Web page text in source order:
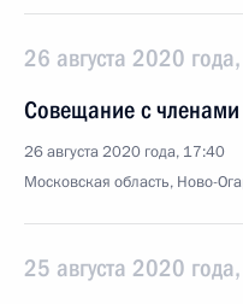
26 августа 2020
Совещание с членами
26 августа 2020 года, 17:40
Московская область, Ново-
25 августа 2020